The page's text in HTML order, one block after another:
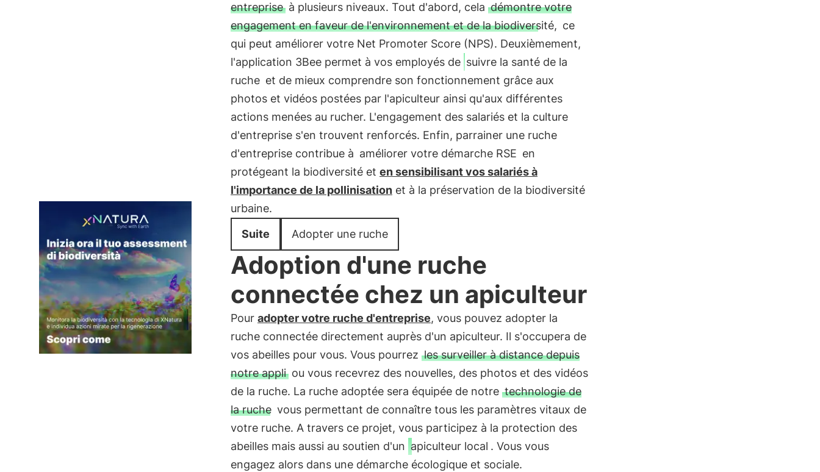
entrepriseà plusieurs niveaux. Tout d'abord, cela démontre votre
engagement en faveur de l'environnement et de la biodiversité, ce
qui peut améliorer votre Net Promoter Score (NPS). Deuxièmement,
l'application 3Bee permet à vos employés de suivre la santé de la
ruche et de mieux comprendre son fonctionnement grâce aux
photos et vidéos postées par l'apiculteur ainsi qu'aux différentes
actions menées au rucher. L'engagement des salariés et la culture
d'entreprise s'en trouvent renforcés. Enfin, parrainer une ruche
d'entreprise contribue à améliorer votre démarche RSE en
protégeant la biodiversité et en sensibilisant vos salariés à
l'importance de la pollinisationet à la préservation de la biodiversité
urbaine.
Suite
Adopter une ruche
Adoption d'une ruche
connectée chez un apiculteur
Pour adopter votre ruche d'entreprise, vous pouvez adopter la
ruche connectée directement auprès d'un apiculteur. Il s'occupera de
vos abeilles pour vous. Vous pourrez les surveiller à distance depuis
notre appliou vous recevrez des nouvelles, des photos et des vidéos
de la ruche. La ruche adoptée sera équipée de notre technologie de
la ruche vous permettant de connaître tous les paramètres vitaux de
votre ruche. A travers ce projet, vous participez à la protection des
abeilles mais aussi au soutien d'un apiculteur local . Vous vous
engagez alors dans une démarche écologique et sociale.